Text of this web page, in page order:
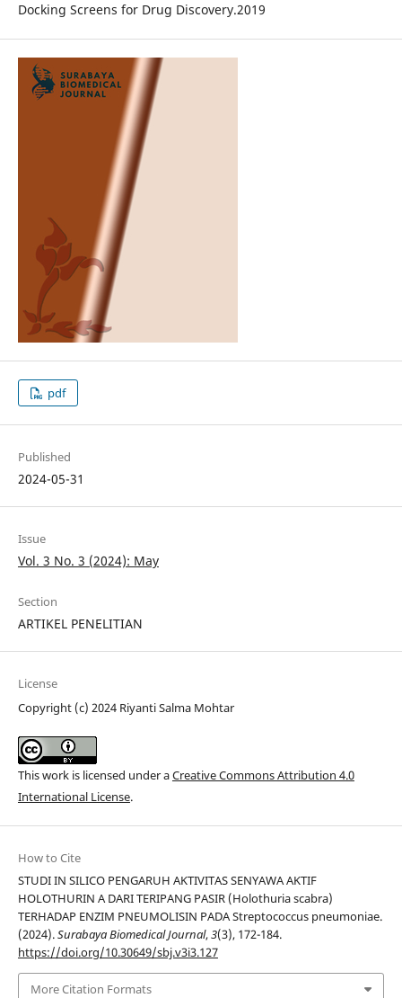
Docking Screens for Drug Discovery.2019
pdf
Published
2024-05-31
Issue
Vol. 3 No. 3 (2024): May
Section
ARTIKEL PENELITIAN
License
Copyright (c) 2024 Riyanti Salma Mohtar
This work is licensed under aCreative Commons Attribution 4.0
International License.
How to Cite
STUDI IN SILICO PENGARUH AKTIVITAS SENYAWA AKTIF
HOLOTHURIN A DARI TERIPANG PASIR (Holothuria scabra)
TERHADAP ENZIM PNEUMOLISIN PADA Streptococcus pneumoniae.
(2024).Surabaya Biomedical Journal,3(3), 172-184.
https://doi.org/10.30649/sbj.v3i3.127
More Citation Formats